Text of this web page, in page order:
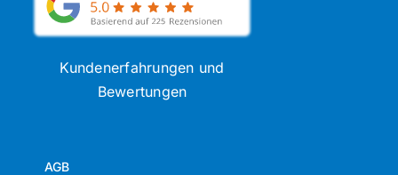
Kundenerfahrungen und
Bewertungen
AGB